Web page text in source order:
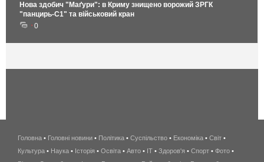
Нова здобич "Маґури": в Криму знищено ворожий ЗРГК
"панцирь-С1" та військовий кран
0
беспроводной
интернет
Головна • Головні новини • Політика • Суспільство • Економіка • Світ •
Культура • Наука • Історія • Освіта • Авто • IT • Здоров'я • Спорт • Фото •